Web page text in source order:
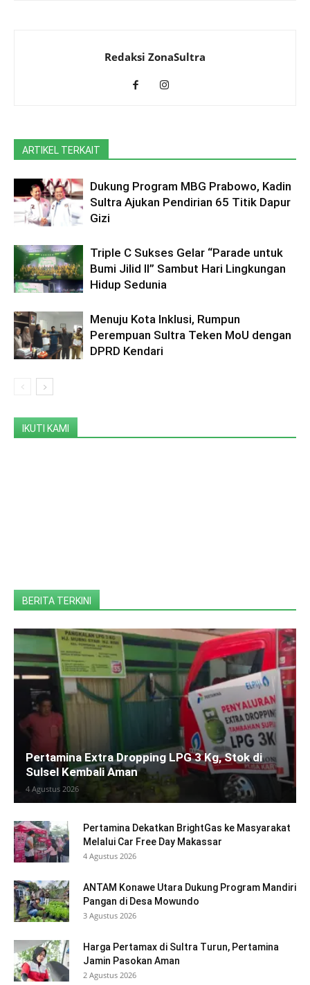
Redaksi ZonaSultra
ARTIKEL TERKAIT
Dukung Program MBG Prabowo, Kadin
Sultra Ajukan Pendirian 65 Titik Dapur
Gizi
Triple C Sukses Gelar “Parade untuk
Bumi Jilid II” Sambut Hari Lingkungan
Hidup Sedunia
Menuju Kota Inklusi, Rumpun
Perempuan Sultra Teken MoU dengan
DPRD Kendari
IKUTI KAMI
BERITA TERKINI
Pertamina Extra Dropping LPG 3 Kg, Stok di
Sulsel Kembali Aman
4 Agustus 2026
Pertamina Dekatkan BrightGas ke Masyarakat
Melalui Car Free Day Makassar
4 Agustus 2026
ANTAM Konawe Utara Dukung Program Mandiri
Pangan di Desa Mowundo
3 Agustus 2026
Harga Pertamax di Sultra Turun, Pertamina
Jamin Pasokan Aman
2 Agustus 2026